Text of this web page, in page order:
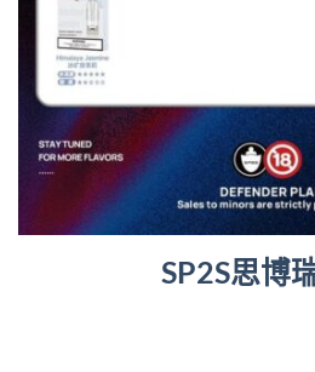
SP2S思博